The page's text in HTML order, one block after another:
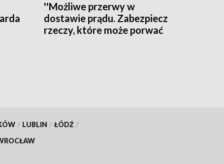
''Możliwe przerwy w
dostawie prądu. Zabezpiecz
rzeczy, które może porwać
/ LUBLIN / ŁÓDŹ /